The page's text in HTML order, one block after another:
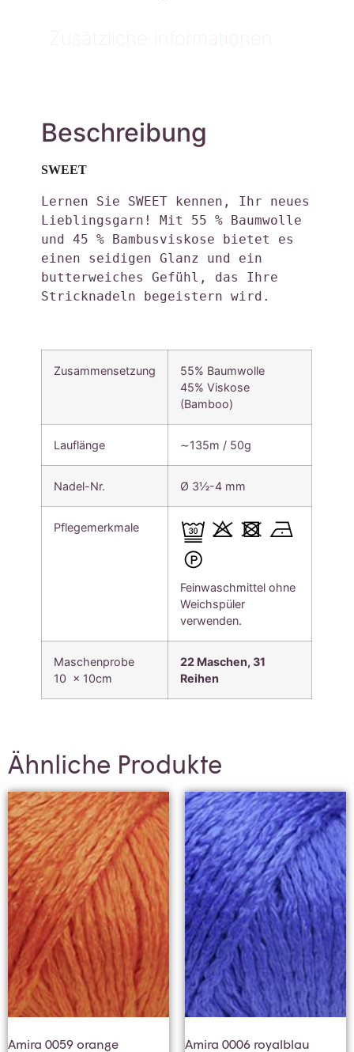
Zusätzliche Informationen
Beschreibung
SWEET
Lernen Sie SWEET kennen, Ihr neues
Lieblingsgarn! Mit 55 % Baumwolle
und 45 % Bambusviskose bietet es
einen seidigen Glanz und ein
butterweiches Gefühl, das Ihre
Stricknadeln begeistern wird.
Zusammensetzung
55% Baumwolle
45% Viskose
(Bamboo)
Lauflänge ∼135m / 50g
Nadel-Nr. Ø 3½-4 mm
Pflegemerkmale
Feinwaschmittel ohne
Weichspüler
verwenden.
Maschenprobe
10 x 10cm
22 Maschen, 31
Reihen
Ähnliche Produkte
Amira 0059 orange Amira 0006 royalblau